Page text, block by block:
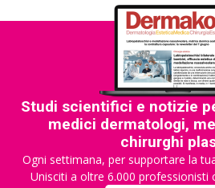
Studi scientifici e notizie
medici dermatologi,
chirurghi
Ogni settimana, per supportare la
Unisciti a oltre 6.000 professionisti